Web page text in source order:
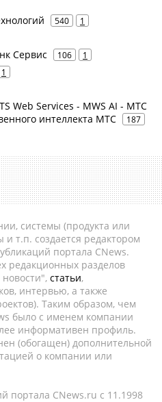
540 1
Сервис 106 1
1
Web Services - MWS AI - МТС
интеллекта МТС
187
системы (продукта или
и т.п. создается редактором
портала CNews.
редакционных разделов
статьи,
интервью, а также
Таким образом, чем
было с именем компании
информативен профиль.
(обогащен) дополнительной
о компании или
портала CNews.ru c 11.1998